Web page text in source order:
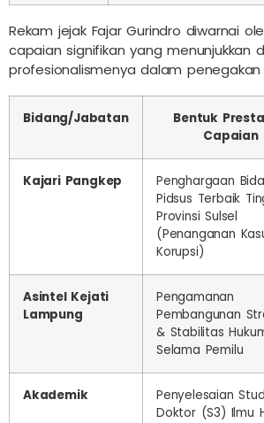
Rekam jejak Fajar Gurindro diwarnai
capaian signifikan yang menunjukkan
profesionalismenya dalam penegakan
Bidang/Jabatan
Bentuk
Capaian
Kajari Pangkep
Penghargaan
Pidsus Terbaik
Provinsi Sulsel
(Penanganan
Korupsi)
Asintel Kejati
Lampung
Pengamanan
Pembangunan
& Stabilitas
Selama Pemilu
Akademik
Penyelesaian
Doktor (S3) Ilmu